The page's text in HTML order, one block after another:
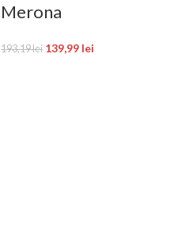
Merona
193,19lei 139,99 lei